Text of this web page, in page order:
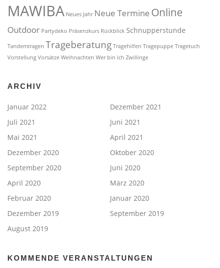
MAWIBA Neues Jahr Neue Termine Online
Outdoor Partydeko Präsenzkurs Rückblick Schnupperstunde
Tandemtragen Trageberatung Tragehilfen Tragepuppe Tragetuch
Vorstellung Vorsätze Weihnachten Wer bin ich Zwillinge
ARCHIV
Januar 2022
Dezember 2021
Juli 2021
Juni 2021
Mai 2021
April 2021
Dezember 2020
Oktober 2020
September 2020
Juni 2020
April 2020
März 2020
Februar 2020
Januar 2020
Dezember 2019
September 2019
August 2019
KOMMENDE VERANSTALTUNGEN